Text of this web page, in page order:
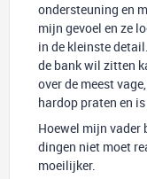
ondersteuning en
mijn gevoel en ze
in de kleinste
de bank wil zitten
over de meest
hardop praten en
Hoewel mijn
dingen niet moet
moeilijker.